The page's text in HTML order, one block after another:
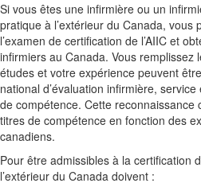
Si vous êtes une infirmière ou un
pratique à l’extérieur du Canada,
l’examen de certification de l’AIIC et
infirmiers au Canada. Vous remplissez
études et votre expérience peuvent
national d’évaluation infirmière,
de compétence. Cette reconnaissance
titres de compétence en fonction des
canadiens.
Pour être admissibles à la certification
l’extérieur du Canada doivent :